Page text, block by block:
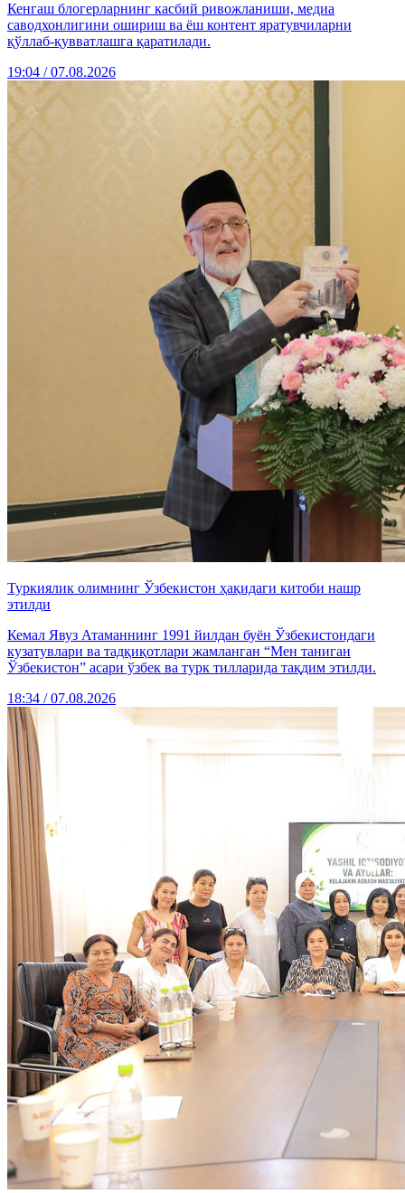
Кенгаш блогерларнинг касбий ривожланиши, медиа
саводхонлигини ошириш ва ёш контент яратувчиларни
қўллаб-қувватлашга қаратилади.
19:04 / 07.08.2026
Туркиялик олимнинг Ўзбекистон ҳақидаги китоби нашр
этилди
Кемал Явуз Атаманнинг 1991 йилдан буён Ўзбекистондаги
кузатувлари ва тадқиқотлари жамланган “Мен таниган
Ўзбекистон” асари ўзбек ва турк тилларида тақдим этилди.
18:34 / 07.08.2026